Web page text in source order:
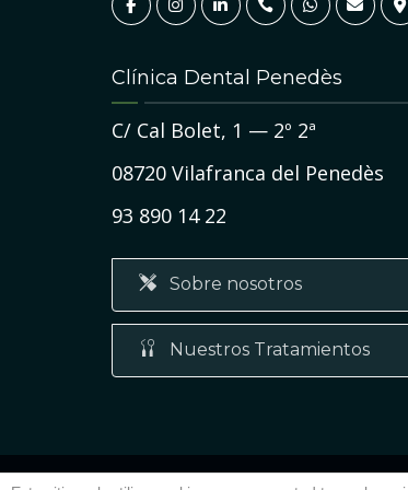
Clínica Dental Penedès
C/ Cal Bolet, 1 — 2º 2ª
08720 Vilafranca del Penedès
93 890 14 22
Sobre nosotros
Nuestros Tratamientos
• ©2019 Clínica Dental Penedès • Aviso legal y